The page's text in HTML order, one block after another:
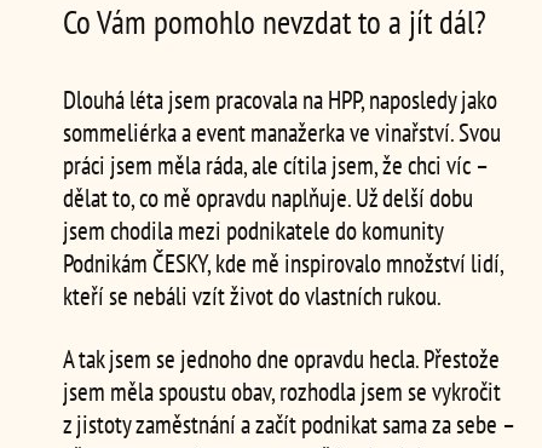
Co Vám pomohlo nevzdat to a jít dál?
Dlouhá léta jsem pracovala na HPP, naposledy jako
sommeliérka a event manažerka ve vinařství. Svou
práci jsem měla ráda, ale cítila jsem, že chci víc –
dělat to, co mě opravdu naplňuje. Už delší dobu
jsem chodila mezi podnikatele do komunity
Podnikám ČESKY, kde mě inspirovalo množství lidí,
kteří se nebáli vzít život do vlastních rukou.
A tak jsem se jednoho dne opravdu hecla. Přestože
jsem měla spoustu obav, rozhodla jsem se vykročit
z jistoty zaměstnání a začít podnikat sama za sebe –